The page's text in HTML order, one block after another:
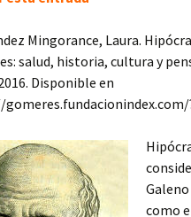
Mingorance, Laura.
salud, historia, cultura y
Disponible en
Galeno
como